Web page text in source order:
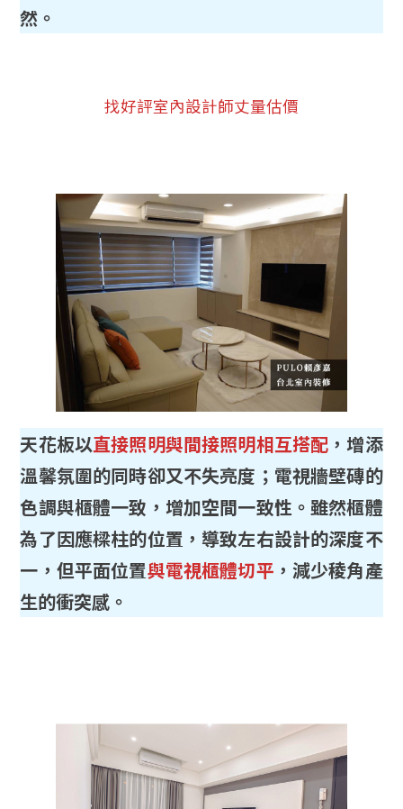
然。
找好評室內設計師丈量估價
天花板以直接照明與間接照明相互搭配 ，增添
溫馨氛圍的同時卻又不失亮度；電視牆壁磚的
色調與櫃體一致，增加空間一致性。雖然櫃體
為了因應樑柱的位置，導致左右設計的深度不
一，但平面位置與電視櫃體切平 ，減少稜角產
生的衝突感。